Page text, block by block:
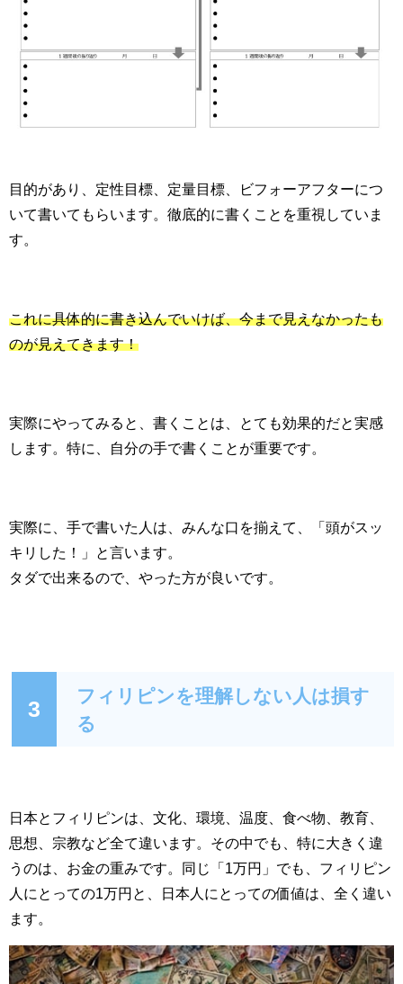
目的があり、定性目標、定量目標、ビフォーアフターにつ
いて書いてもらいます。徹底的に書くことを重視していま
す。
これに具体的に書き込んでいけば、今まで見えなかったも
のが見えてきます！
実際にやってみると、書くことは、とても効果的だと実感
します。特に、自分の手で書くことが重要です。
実際に、手で書いた人は、みんな口を揃えて、「頭がスッ
キリした！」と言います。
タダで出来るので、やった方が良いです。
3
フィリピンを理解しない人は損す
る
日本とフィリピンは、文化、環境、温度、食べ物、教育、
思想、宗教など全て違います。その中でも、特に大きく違
うのは、お金の重みです。同じ「1万円」でも、フィリピン
人にとっての1万円と、日本人にとっての価値は、全く違い
ます。